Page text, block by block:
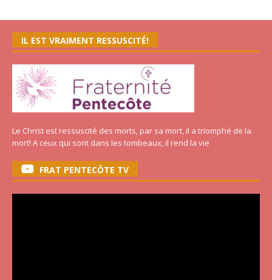
IL EST VRAIMENT RESSUSCITÉ!
Le Christ est ressuscité des morts, par sa mort, il a triomphé de la
mort! A ceux qui sont dans les tombeaux, il rend la vie
FRAT PENTECÔTE TV